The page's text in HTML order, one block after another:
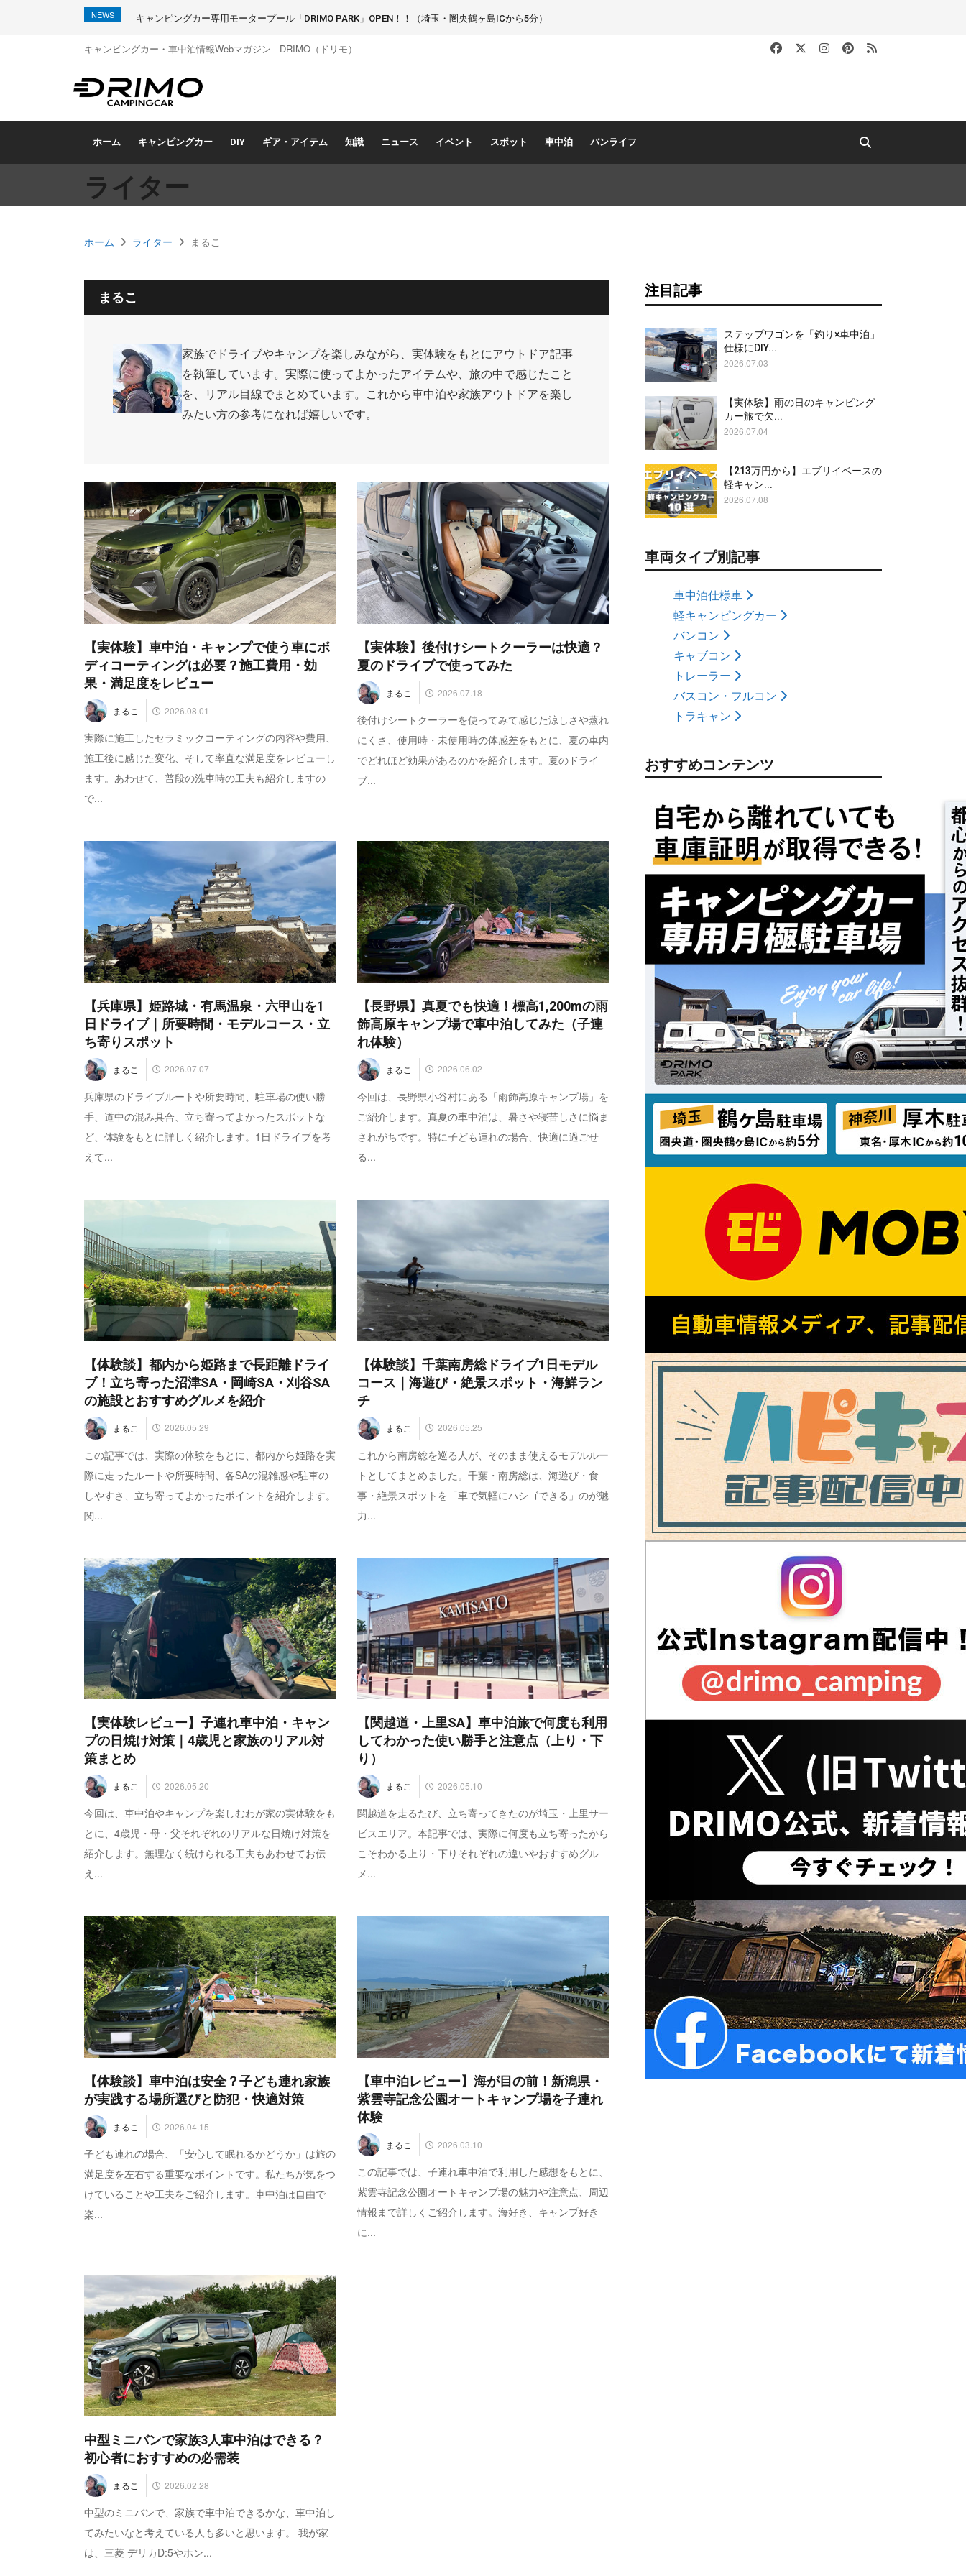
NEWS キャンピングカー専用モータープール「DRIMO PARK」OPEN！！（埼玉・圏央鶴ヶ島ICから5分）
キャンピングカー・車中泊情報Webマガジン - DRIMO（ドリモ）
ホーム キャンピングカー DIY ギア・アイテム 知識 ニュース イベント スポット 車中泊 バンライフ
ライター
ホーム ライター まるこ
まるこ
家族でドライブやキャンプを楽しみながら、実体験をもとにアウトドア記事
を執筆しています。実際に使ってよかったアイテムや、旅の中で感じたこと
を、リアル目線でまとめています。これから車中泊や家族アウトドアを楽し
みたい方の参考になれば嬉しいです。
【実体験】車中泊・キャンプで使う車にボ
ディコーティングは必要？施工費用・効
果・満足度をレビュー
まるこ 2026.08.01
実際に施工したセラミックコーティングの内容や費用、
施工後に感じた変化、そして率直な満足度をレビューし
ます。あわせて、普段の洗車時の工夫も紹介しますの
で...
【実体験】後付けシートクーラーは快適？
夏のドライブで使ってみた
まるこ 2026.07.18
後付けシートクーラーを使ってみて感じた涼しさや蒸れ
にくさ、使用時・未使用時の体感差をもとに、夏の車内
でどれほど効果があるのかを紹介します。夏のドライ
ブ...
【兵庫県】姫路城・有馬温泉・六甲山を1
日ドライブ｜所要時間・モデルコース・立
ち寄りスポット
まるこ 2026.07.07
兵庫県のドライブルートや所要時間、駐車場の使い勝
手、道中の混み具合、立ち寄ってよかったスポットな
ど、体験をもとに詳しく紹介します。1日ドライブを考
えて...
【長野県】真夏でも快適！標高1,200mの雨
飾高原キャンプ場で車中泊してみた（子連
れ体験）
まるこ 2026.06.02
今回は、長野県小谷村にある「雨飾高原キャンプ場」を
ご紹介します。真夏の車中泊は、暑さや寝苦しさに悩ま
されがちです。特に子ども連れの場合、快適に過ごせ
る...
【体験談】都内から姫路まで長距離ドライ
ブ！立ち寄った沼津SA・岡崎SA・刈谷SA
の施設とおすすめグルメを紹介
まるこ 2026.05.29
この記事では、実際の体験をもとに、都内から姫路を実
際に走ったルートや所要時間、各SAの混雑感や駐車の
しやすさ、立ち寄ってよかったポイントを紹介します。
関...
【体験談】千葉南房総ドライブ1日モデル
コース｜海遊び・絶景スポット・海鮮ラン
チ
まるこ 2026.05.25
これから南房総を巡る人が、そのまま使えるモデルルー
トとしてまとめました。千葉・南房総は、海遊び・食
事・絶景スポットを「車で気軽にハシゴできる」のが魅
力...
【実体験レビュー】子連れ車中泊・キャン
プの日焼け対策｜4歳児と家族のリアル対
策まとめ
まるこ 2026.05.20
今回は、車中泊やキャンプを楽しむわが家の実体験をも
とに、4歳児・母・父それぞれのリアルな日焼け対策を
紹介します。無理なく続けられる工夫もあわせてお伝
え...
【関越道・上里SA】車中泊旅で何度も利用
してわかった使い勝手と注意点（上り・下
り）
まるこ 2026.05.10
関越道を走るたび、立ち寄ってきたのが埼玉・上里サー
ビスエリア。本記事では、実際に何度も立ち寄ったから
こそわかる上り・下りそれぞれの違いやおすすめグル
メ...
【体験談】車中泊は安全？子ども連れ家族
が実践する場所選びと防犯・快適対策
まるこ 2026.04.15
子ども連れの場合、「安心して眠れるかどうか」は旅の
満足度を左右する重要なポイントです。私たちが気をつ
けていることや工夫をご紹介します。車中泊は自由で
楽...
【車中泊レビュー】海が目の前！新潟県・
紫雲寺記念公園オートキャンプ場を子連れ
体験
まるこ 2026.03.10
この記事では、子連れ車中泊で利用した感想をもとに、
紫雲寺記念公園オートキャンプ場の魅力や注意点、周辺
情報まで詳しくご紹介します。海好き、キャンプ好き
に...
中型ミニバンで家族3人車中泊はできる？
初心者におすすめの必需装
まるこ 2026.02.28
中型のミニバンで、家族で車中泊できるかな、車中泊し
てみたいなと考えている人も多いと思います。 我が家
は、三菱 デリカD:5やホン...
注目記事
ステップワゴンを「釣り×車中泊」
仕様にDIY...
2026.07.03
【実体験】雨の日のキャンピング
カー旅で欠...
2026.07.04
【213万円から】エブリイベースの
軽キャン...
2026.07.08
車両タイプ別記事
車中泊仕様車
軽キャンピングカー
バンコン
キャブコン
トレーラー
バスコン・フルコン
トラキャン
おすすめコンテンツ